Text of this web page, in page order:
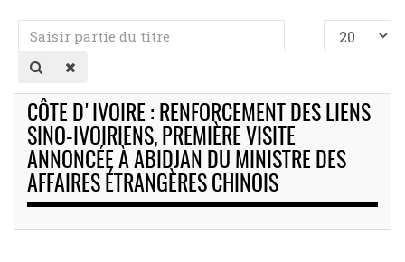
Saisir
partie
du
titre
Afficher
#
CÔTE D'IVOIRE : RENFORCEMENT DES LIENS
SINO-IVOIRIENS, PREMIÈRE VISITE
ANNONCÉE À ABIDJAN DU MINISTRE DES
AFFAIRES ÉTRANGÈRES CHINOIS